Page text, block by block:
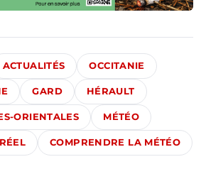
ACTUALITÉS OCCITANIE
GARD HÉRAULT
ORIENTALES MÉTÉO
COMPRENDRE LA MÉTÉO